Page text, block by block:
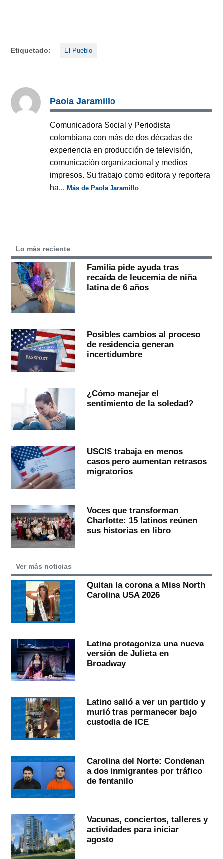
Etiquetado: El Pueblo
Paola Jaramillo
Comunicadora Social y Periodista
colombiana con más de dos décadas de
experiencia en producción de televisión,
comunicación organizacional y medios
impresos. Su trabajo como editora y reportera
ha...Más de Paola Jaramillo
Lo más reciente
Familia pide ayuda tras
recaída de leucemia de niña
latina de 6 años
Posibles cambios al proceso
de residencia generan
incertidumbre
¿Cómo manejar el
sentimiento de la soledad?
USCIS trabaja en menos
casos pero aumentan retrasos
migratorios
Voces que transforman
Charlotte: 15 latinos reúnen
sus historias en libro
Ver más noticias
Quitan la corona a Miss North
Carolina USA 2026
Latina protagoniza una nueva
versión de Julieta en
Broadway
Latino salió a ver un partido y
murió tras permanecer bajo
custodia de ICE
Carolina del Norte: Condenan
a dos inmigrantes por tráfico
de fentanilo
Vacunas, conciertos, talleres y
actividades para iniciar
agosto